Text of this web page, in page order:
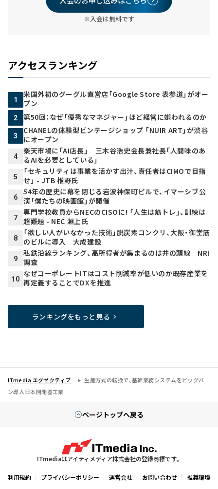
※入会は無料です
アクセスランキング
1
米国外初のグーグル直営店「Google Store 表参道」がオー
プン
2 第50回：なぜ「優秀なマネジャー」ほど経営に嫌われるのか
3
CHANELの体験型ビンテージショップ 「NUIR ART」が渋谷
にオープン
4
楽天市場に「AI店長」 三木谷浩史会長兼社長「人間味のあ
るAIを必要としている」
5
「セキュリティは事業を活かす出汁、責任者はCIMOで目指
せ」 - JTB 椎野氏
6
54年の歴史に幕を閉じる岩波神保町ビルで、イマーシブ公
演「僕たちの映画館」が開催
7
専門学校教員からNECのCISOに! 「人生は筋トレ」、訓練は
超難題 - NEC 淵上氏
8
「欲しい人がいなかった技術」脱炭素コンクリ、大阪・御堂筋
のビルに導入 大成建設
9
私鉄沿線ランキング、高所得者が集まるのは井の頭線 NRI
調査
10
なぜコーポレートITはコスト削減率が低いのか――既存産業を
再定義することでDXを推進
ランキングをもっと見る
ITmedia エグゼクティブ
生産方式の転換で、基幹業務システムをビッグバ
ン導入――日本開閉器工業
ページトップへ戻る
ITmediaはアイティメディア株式会社の登録商標です。
利用規約 プライバシーポリシー 運営会社 お問い合わせ 推奨環境